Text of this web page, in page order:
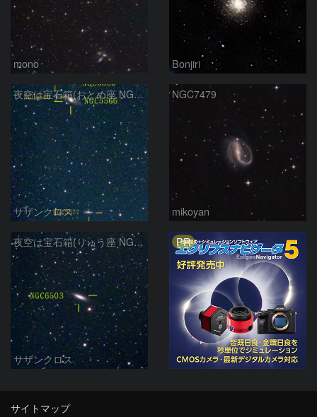
mono Bonjiri
夜空は宝石箱(おとめ座 NGC5566) Seestar50
サザンクロス
NGC7479
mikoyan
夜空は宝石箱(りゅう座 NGC6503) Seestar50
サザンクロス
PR
サイトマップ